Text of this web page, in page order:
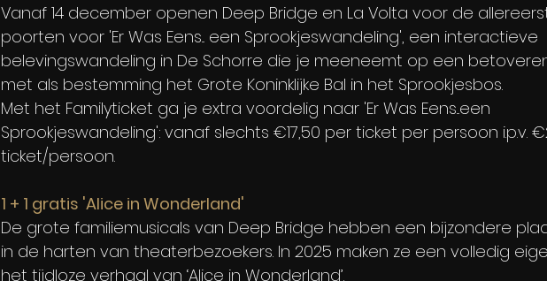
Vanaf 14 december openen Deep Bridge en La Volta voor de
poorten voor 'Er Was Eens... een Sprookjeswandeling', een interactieve
belevingswandeling in De Schorre die je meeneemt op een
met als bestemming het Grote Koninklijke Bal in het Sprookjesbos.
Met het Familyticket ga je extra voordelig naar 'Er Was Eens...een
Sprookjeswandeling': vanaf slechts €17,50 per ticket per persoon i.p.v.
ticket/persoon.
1 + 1 gratis 'Alice in Wonderland'
De grote familiemusicals van Deep Bridge hebben een bijzondere
in de harten van theaterbezoekers. In 2025 maken ze een volledig
het tijdloze verhaal van ‘Alice in Wonderland’.